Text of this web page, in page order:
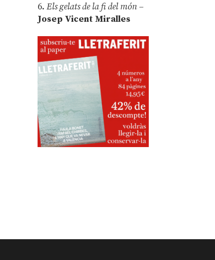
6.Els gelats de la fi del món –
Josep Vicent Miralles